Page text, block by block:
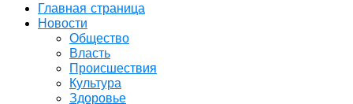
Главная страница
Новости
Общество
Власть
Происшествия
Культура
Здоровье